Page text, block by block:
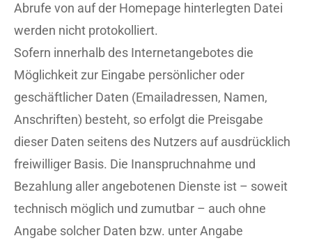
Abrufe von auf der Homepage hinterlegten Datei
werden nicht protokolliert.
Sofern innerhalb des Internetangebotes die
Möglichkeit zur Eingabe persönlicher oder
geschäftlicher Daten (Emailadressen, Namen,
Anschriften) besteht, so erfolgt die Preisgabe
dieser Daten seitens des Nutzers auf ausdrücklich
freiwilliger Basis. Die Inanspruchnahme und
Bezahlung aller angebotenen Dienste ist – soweit
technisch möglich und zumutbar – auch ohne
Angabe solcher Daten bzw. unter Angabe